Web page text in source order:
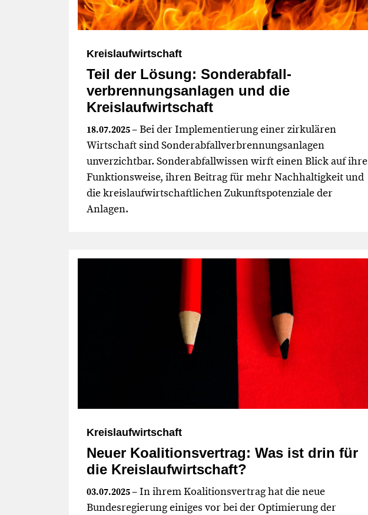
Kreislaufwirtschaft
Teil der Lösung: Sonderabfall­
verbrennungs­anlagen und die
Kreislaufwirtschaft
18.07.2025– Bei der Implementierung einer zirkulären
Wirtschaft sind Sonderabfallverbrennungsanlagen
unverzichtbar. Sonderabfallwissen wirft einen Blick auf ihre
Funktionsweise, ihren Beitrag für mehr Nachhaltigkeit und
die kreislaufwirtschaftlichen Zukunftspotenziale der
Anlagen.
Kreislaufwirtschaft
Neuer Koalitionsvertrag: Was ist drin für
die Kreislaufwirtschaft?
03.07.2025– In ihrem Koalitionsvertrag hat die neue
Bundesregierung einiges vor bei der Optimierung der